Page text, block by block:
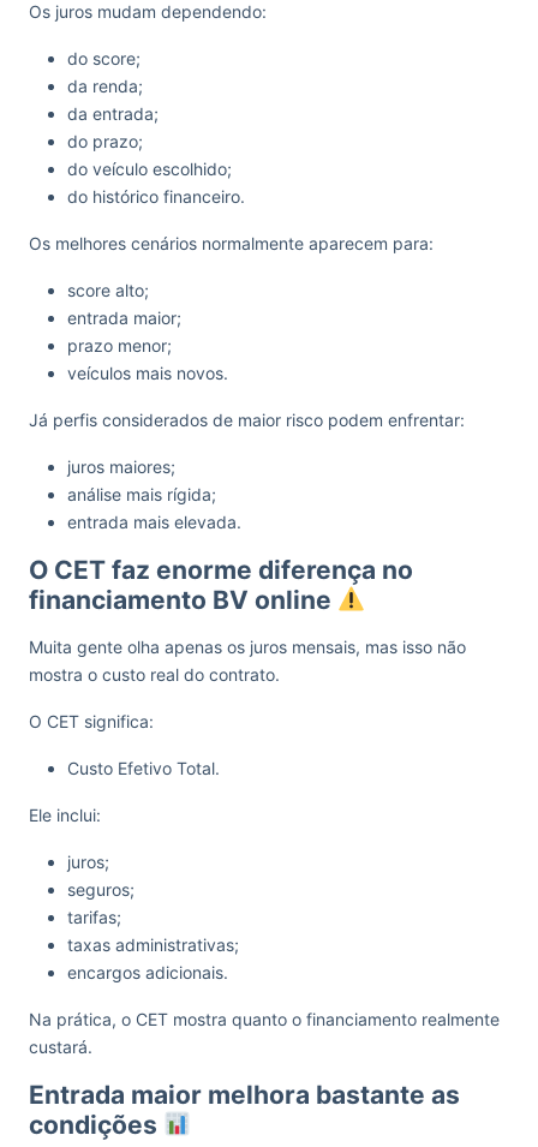
Os juros mudam dependendo:
do score;
da renda;
da entrada;
do prazo;
do veículo escolhido;
do histórico financeiro.
Os melhores cenários normalmente aparecem para:
score alto;
entrada maior;
prazo menor;
veículos mais novos.
Já perfis considerados de maior risco podem enfrentar:
juros maiores;
análise mais rígida;
entrada mais elevada.
O CET faz enorme diferença no
financiamento BV online
Muita gente olha apenas os juros mensais, mas isso não
mostra o custo real do contrato.
O CET significa:
Custo Efetivo Total.
Ele inclui:
juros;
seguros;
tarifas;
taxas administrativas;
encargos adicionais.
Na prática, o CET mostra quanto o financiamento realmente
custará.
Entrada maior melhora bastante as
condições